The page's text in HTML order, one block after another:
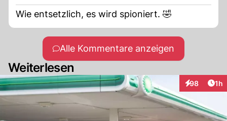
Wie entsetzlich, es wird spioniert. 🤣
Alle Kommentare anzeigen
Weiterlesen
98
Interaktionen
1h